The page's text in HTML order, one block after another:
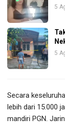
5
5
Secara
lebih dari 15.000
mandiri PGN.